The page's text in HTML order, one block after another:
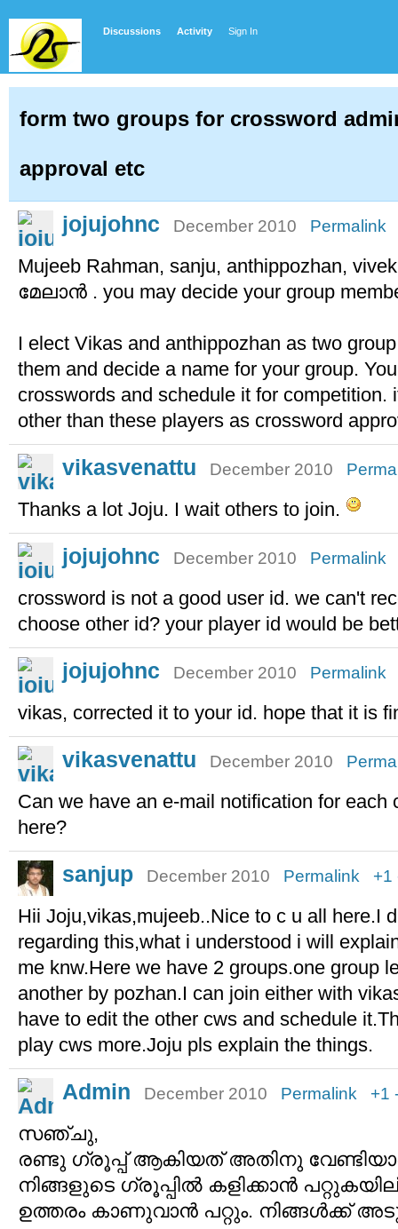
Discussions Activity Sign In
form two groups for crossword
approval etc
jojujohnc December 2010 Permalink
Mujeeb Rahman, sanju, anthippozhan,
മേലാന്‍ . you may decide your group
I elect Vikas and anthippozhan as two
them and decide a name for your group.
crosswords and schedule it for competition.
other than these players as crossword
vikasvenattu December 2010
Thanks a lot Joju. I wait others to join.
jojujohnc December 2010 Permalink
crossword is not a good user id. we can't
choose other id? your player id would be
jojujohnc December 2010 Permalink
vikas, corrected it to your id. hope that it is
vikasvenattu December 2010
Can we have an e-mail notification for each
here?
sanjup December 2010 Permalink +1
Hii Joju,vikas,mujeeb..Nice to c u all here.I
regarding this,what i understood i will
me knw.Here we have 2 groups.one group
another by pozhan.I can join either with
have to edit the other cws and schedule
play cws more.Joju pls explain the things.
Admin December 2010 Permalink +1
സഞ്ചു,
രണ്ടു ഗ്രൂപ്പ് ആകിയത് അതിനു
നിങ്ങളുടെ ഗ്രൂപ്പില്‍ കളിക്കാന്‍
ഉത്തരം കാണുവാന്‍ പറ്റും. നിങ്ങള്‍ക്ക്‌